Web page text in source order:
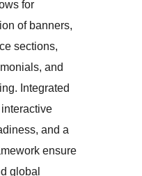
for
of banners,
sections,
and
Integrated
and a
ensure
global